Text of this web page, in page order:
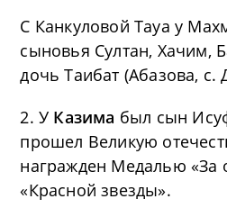
С Канкуловой Тауа у
сыновья Султан, Хачим,
дочь Таибат (Абазова, с.
2. У Казима был сын
прошел Великую
награжден Медалью «За
«Красной звезды».